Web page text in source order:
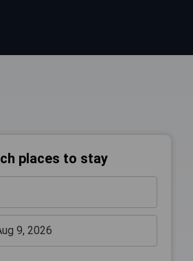
places to stay